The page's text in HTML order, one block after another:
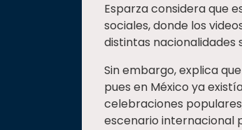
Esparza considera que
sociales, donde los
distintas nacionalidades
Sin embargo, explica
pues en México ya
celebraciones
escenario internacional